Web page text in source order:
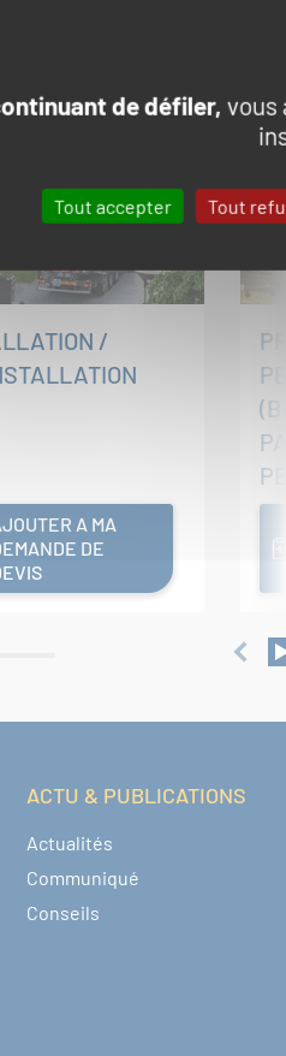
/
A MA
DE
ACTU & PUBLICATIONS
Actualités
Communiqué
Conseils
de défiler, vous
Tout accepter Tout